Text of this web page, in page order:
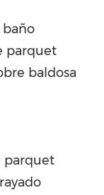
parquet
baldosa
parquet